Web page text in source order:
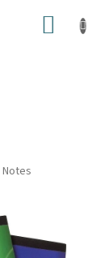
Notes